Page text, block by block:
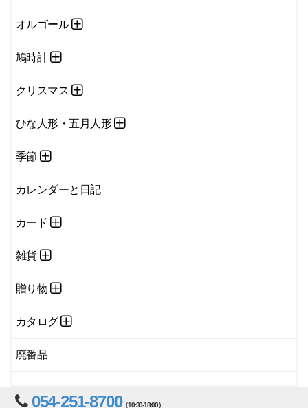
オルゴール
鳩時計
クリスマス
ひな人形・五月人形
季節
カレンダーと日記
カード
雑貨
贈り物
カタログ
廃番品
054-251-8700（10:30-18:00）